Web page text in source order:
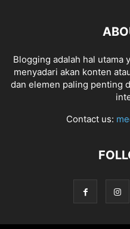
Blogging adalah hal utama
menyadari akan konten
dan elemen paling penting
Contact us: